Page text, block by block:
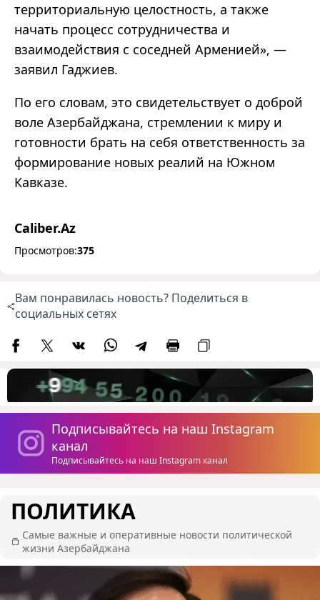
территориальную целостность, а также
начать процесс сотрудничества и
взаимодействия с соседней Арменией», —
заявил Гаджиев.
По его словам, это свидетельствует о доброй
воле Азербайджана, стремлении к миру и
готовности брать на себя ответственность за
формирование новых реалий на Южном
Кавказе.
Caliber.Az
Просмотров:375
Вам понравилась новость? Поделиться в
социальных сетях
Подписывайтесь на наш Instagram
канал
Подписывайтесь на наш Instagram канал
ПОЛИТИКА
Самые важные и оперативные новости политической
жизни Азербайджана